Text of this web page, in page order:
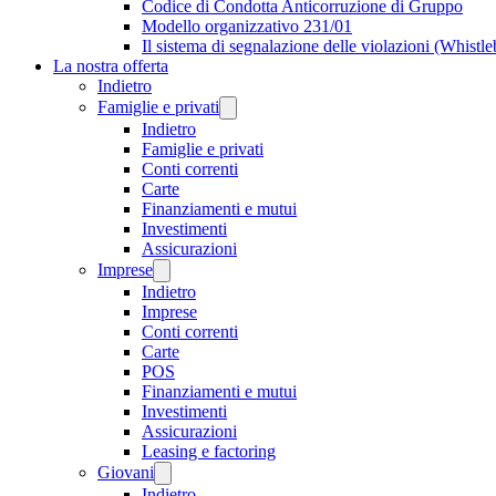
Codice di Condotta Anticorruzione di Gruppo
Modello organizzativo 231/01
Il sistema di segnalazione delle violazioni
La nostra offerta
Indietro
Famiglie e privati
Indietro
Famiglie e privati
Conti correnti
Carte
Finanziamenti e mutui
Investimenti
Assicurazioni
Imprese
Indietro
Imprese
Conti correnti
Carte
POS
Finanziamenti e mutui
Investimenti
Assicurazioni
Leasing e factoring
Giovani